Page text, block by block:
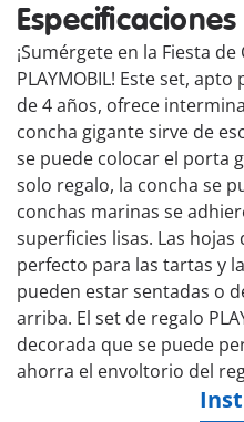
¡Sumérgete en la Fiesta
PLAYMOBIL! Este set,
de 4 años, ofrece
concha gigante sirve de
se puede colocar el porta
solo regalo, la concha se
conchas marinas se
superficies lisas. Las
perfecto para las tartas y
pueden estar sentadas o
arriba. El set de regalo
decorada que se puede
ahorra el envoltorio del